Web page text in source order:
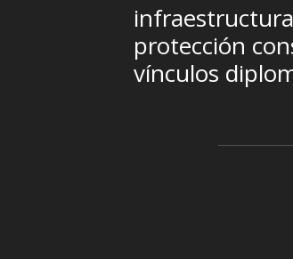
protección
vínculos